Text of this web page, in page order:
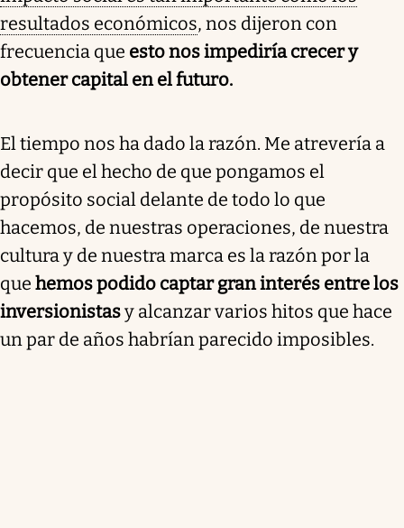
resultados económicos, nos dijeron con
frecuencia que esto nos impediría crecer y
obtener capital en el futuro.
El tiempo nos ha dado la razón. Me atrevería a
decir que el hecho de que pongamos el
propósito social delante de todo lo que
hacemos, de nuestras operaciones, de nuestra
cultura y de nuestra marca es la razón por la
que hemos podido captar gran interés entre los
inversionistasy alcanzar varios hitos que hace
un par de años habrían parecido imposibles.